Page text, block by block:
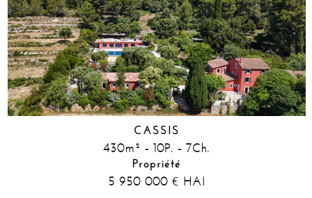
CASSIS
430m² - 10P. - 7Ch.
Propriété
5 950 000 € HAI